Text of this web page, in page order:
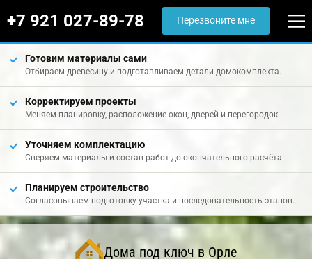
+7 921 027-89-78 Перезвоните мне
Готовим материалы сами
Отбираем древесину и подготавливаем детали домокомплекта.
Корректируем проекты
Меняем планировку, расположение окон, дверей и перегородок.
Уточняем комплектацию
Сверяем материалы и состав работ до окончательного расчёта.
Планируем строительство
Согласовываем подготовку участка и последовательность этапов.
Дома под ключ в Орле